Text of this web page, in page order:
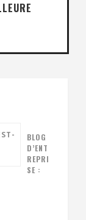
BLOG
D’ENT
REPRI
SE :